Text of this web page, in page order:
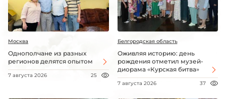
Москва
Однополчане из разных
регионов делятся опытом
7 августа 2026 25
Белгородская область
Оживляя историю: день
рождения отметил музей-
диорама «Курская битва»
7 августа 2026 37